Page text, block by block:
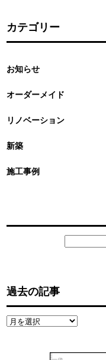
カテゴリー
お知らせ
オーダーメイド
リノベーション
新築
施工事例
過去の記事
過